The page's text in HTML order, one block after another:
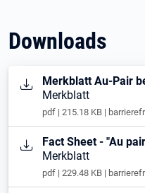
Downloads
Öffnet in neuem Tab
Merkblatt Au-Pair
Merkblatt
pdf | 215.18 KB |
Öffnet in neuem Tab
Fact Sheet - "Au
Merkblatt
pdf | 229.48 KB |